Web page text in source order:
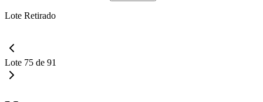
Lote Retirado
Lote 75 de 91